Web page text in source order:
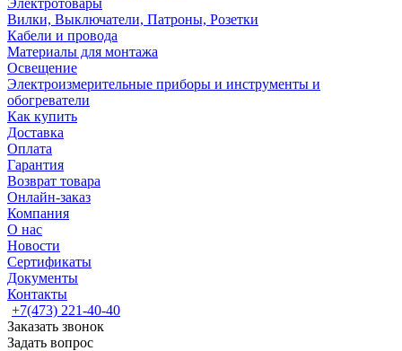
Электротовары
Вилки, Выключатели, Патроны, Розетки
Кабели и провода
Материалы для монтажа
Освещение
Электроизмерительные приборы и инструменты и
обогреватели
Как купить
Доставка
Оплата
Гарантия
Возврат товара
Онлайн-заказ
Компания
О нас
Новости
Сертификаты
Документы
Контакты
+7(473) 221-40-40
Заказать звонок
Задать вопрос